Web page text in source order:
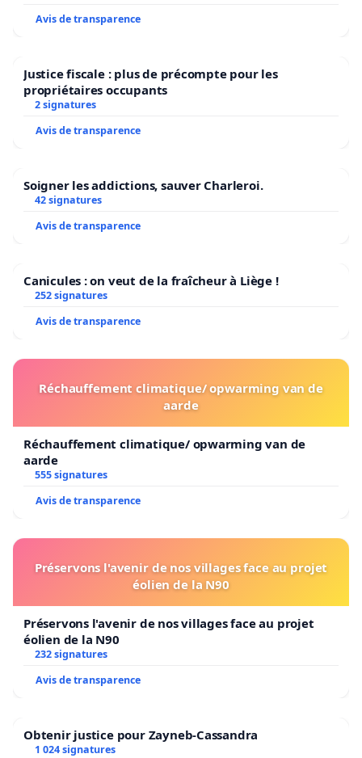
Avis de transparence
Justice fiscale : plus de précompte pour les
propriétaires occupants
2 signatures
Avis de transparence
Soigner les addictions, sauver Charleroi.
42 signatures
Avis de transparence
Canicules : on veut de la fraîcheur à Liège !
252 signatures
Avis de transparence
Réchauffement climatique/ opwarming van de
aarde
Réchauffement climatique/ opwarming van de
aarde
555 signatures
Avis de transparence
Préservons l'avenir de nos villages face au projet
éolien de la N90
Préservons l'avenir de nos villages face au projet
éolien de la N90
232 signatures
Avis de transparence
Obtenir justice pour Zayneb-Cassandra
1 024 signatures